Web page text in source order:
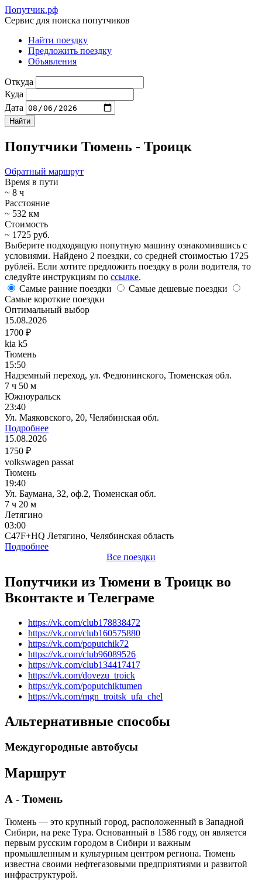
Попутчик.рф
Сервис для поиска попутчиков
Найти поездку
Предложить поездку
Объявления
Откуда
Куда
Дата
Попутчики Тюмень - Троицк
Обратный маршрут
Время в пути
~ 8 ч
Расстояние
~ 532 км
Стоимость
~ 1725 руб.
Выберите подходящую попутную машину ознакомившись с
условиями. Найдено 2 поездки, со средней стоимостью 1725
рублей. Если хотите предложить поездку в роли водителя, то
следуйте инструкциям по ссылке.
Самые ранние поездки
Самые дешевые поездки
Самые короткие поездки
Оптимальный выбор
15.08.2026
1700 ₽
kia k5
Тюмень
15:50
Надземный переход, ул. Федюнинского, Тюменская обл.
7 ч 50 м
Южноуральск
23:40
Ул. Маяковского, 20, Челябинская обл.
Подробнее
15.08.2026
1750 ₽
volkswagen passat
Тюмень
19:40
Ул. Баумана, 32, оф.2, Тюменская обл.
7 ч 20 м
Летягино
03:00
C47F+HQ Летягино, Челябинская область
Подробнее
Все поездки
Попутчики из Тюмени в Троицк во
Вконтакте и Телеграме
https://vk.com/club178838472
https://vk.com/club160575880
https://vk.com/poputchik72
https://vk.com/club96089526
https://vk.com/club134417417
https://vk.com/dovezu_troick
https://vk.com/poputchiktumen
https://vk.com/mgn_troitsk_ufa_chel
Альтернативные способы
Междугородные автобусы
Маршрут
А - Тюмень
Тюмень — это крупный город, расположенный в Западной
Сибири, на реке Тура. Основанный в 1586 году, он является
первым русским городом в Сибири и важным
промышленным и культурным центром региона. Тюмень
известна своими нефтегазовыми предприятиями и развитой
инфраструктурой.